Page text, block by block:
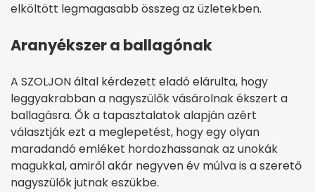
elköltött legmagasabb összeg az üzletekben.
Aranyékszer a ballagónak
A SZOLJON által kérdezett eladó elárulta, hogy
leggyakrabban a nagyszülők vásárolnak ékszert a
ballagásra. Ők a tapasztalatok alapján azért
választják ezt a meglepetést, hogy egy olyan
maradandó emléket hordozhassanak az unokák
magukkal, amiről akár negyven év múlva is a szerető
nagyszülők jutnak eszükbe.